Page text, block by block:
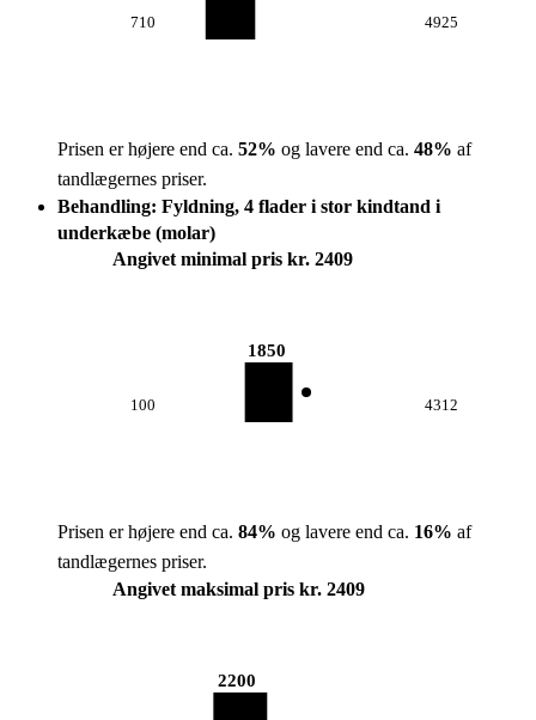
710 4925
Prisen er højere end ca. 52% og lavere end ca. 48% af
tandlægernes priser.
Behandling: Fyldning, 4 flader i stor kindtand i
underkæbe (molar)
Angivet minimal pris kr. 2409
100
1850
4312
Prisen er højere end ca. 84% og lavere end ca. 16% af
tandlægernes priser.
Angivet maksimal pris kr. 2409
2200